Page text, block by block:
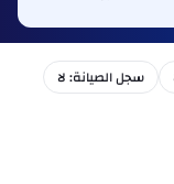
سجل الصيانة: لا